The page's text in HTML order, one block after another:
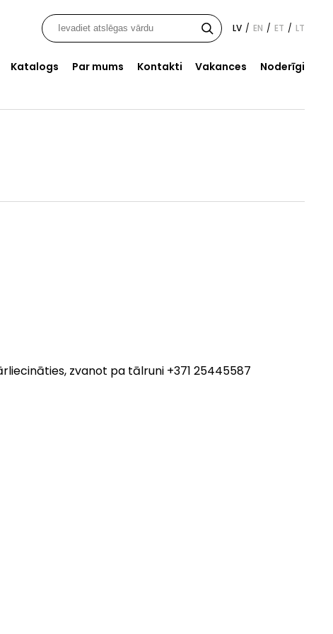
Katalogs Par mums Kontakti Vakances Noderīgi
LV / EN / ET / LT
zvanot pa tālruni +371 25445587